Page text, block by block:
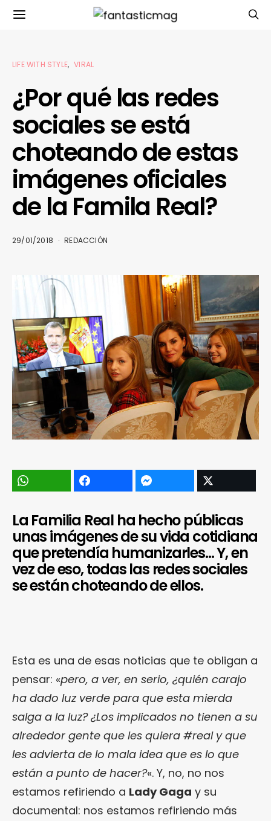
LIFE WITH STYLE VIRAL
¿Por qué las redes
sociales se está
choteando de estas
imágenes oficiales
de la Famila Real?
29/01/2018 REDACCIÓN
La Familia Real ha hecho públicas
unas imágenes de su vida cotidiana
que pretendía humanizarles… Y, en
vez de eso, todas las redes sociales
se están choteando de ellos.
Esta es una de esas noticias que te obligan a
pensar: «pero, a ver, en serio, ¿quién carajo
ha dado luz verde para que esta mierda
salga a la luz? ¿Los implicados no tienen a su
alrededor gente que les quiera #real y que
les advierta de lo mala idea que es lo que
están a punto de hacer?«. Y, no, no nos
estamos refiriendo a Lady Gaga y su
documental: nos estamos refiriendo más